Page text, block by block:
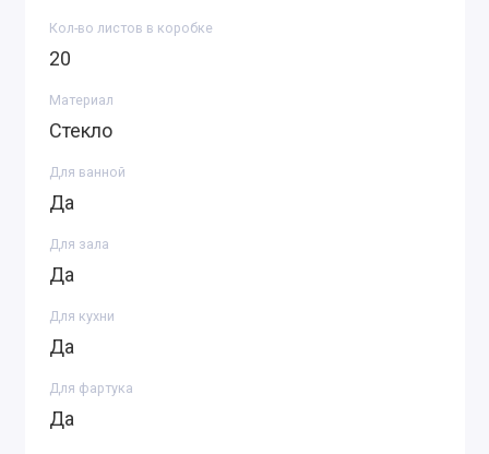
Кол-во листов в коробке
20
Материал
Стекло
Для ванной
Да
Для зала
Да
Для кухни
Да
Для фартука
Да